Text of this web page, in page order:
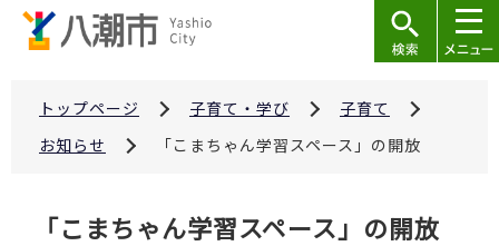
トップページ 子育て・学び
子育て
お知らせ
「こまちゃん学習スペース」の開放
「こまちゃん学習スペース」の開放